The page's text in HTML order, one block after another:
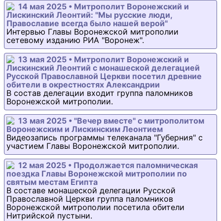
14 мая 2025 • Митрополит Воронежский и
Лискинский Леонтий: "Мы русские люди,
Православие всегда было нашей верой"
Интервью Главы Воронежской митрополии
сетевому изданию РИА "Воронеж".
13 мая 2025 • Митрополит Воронежский и
Лискинский Леонтий с монашеской делегацией
Русской Православной Церкви посетил древние
обители в окрестностях Александрии
В состав делегации входит группа паломников
Воронежской митрополии.
13 мая 2025 • "Вечер вместе" с митрополитом
Воронежским и Лискинским Леонтием
Видеозапись программы телеканала "Губерния" с
участием Главы Воронежской митрополии.
12 мая 2025 • Продолжается паломническая
поездка Главы Воронежской митрополии по
святым местам Египта
В составе монашеской делегации Русской
Православной Церкви группа паломников
Воронежской митрополии посетила обители
Нитрийской пустыни.